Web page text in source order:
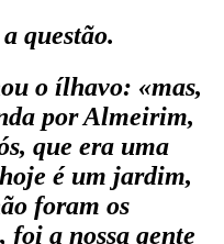
questão.
o ílhavo: «mas,
por Almeirim,
que era uma
é um jardim,
foram os
foi a nossa gente